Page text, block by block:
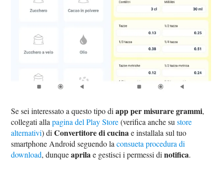
Se sei interessato a questo tipo diapp per misurare grammi,
collegati allapagina del Play Store(verifica anche sustore
alternativi) diConvertitore di cucinae installala sul tuo
smartphone Android seguendo laconsueta procedura di
download, dunqueaprilae gestisci i permessi dinotifica.